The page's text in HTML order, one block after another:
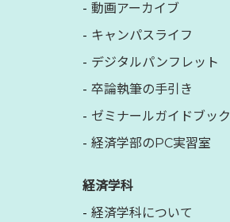
動画アーカイブ
キャンパスライフ
デジタルパンフレット
卒論執筆の手引き
ゼミナールガイドブック
経済学部のPC実習室
経済学科
経済学科について